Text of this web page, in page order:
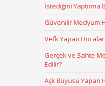
İstediğini Yaptırma
Güvenilir Medyum
Vefk Yapan
Gerçek ve Sahte
Edilir?
Aşk Büyüsü Yapan